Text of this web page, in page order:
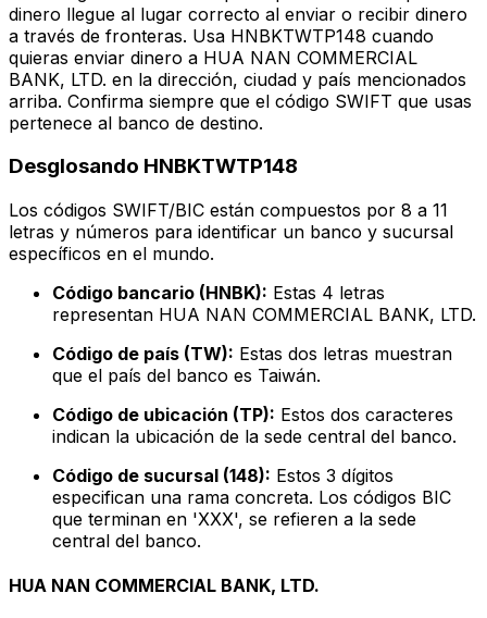
dinero llegue al lugar correcto al enviar o recibir dinero
a través de fronteras. Usa HNBKTWTP148 cuando
quieras enviar dinero a HUA NAN COMMERCIAL
BANK, LTD. en la dirección, ciudad y país mencionados
arriba. Confirma siempre que el código SWIFT que usas
pertenece al banco de destino.
Desglosando HNBKTWTP148
Los códigos SWIFT/BIC están compuestos por 8 a 11
letras y números para identificar un banco y sucursal
específicos en el mundo.
Código bancario (HNBK): Estas 4 letras
representan HUA NAN COMMERCIAL BANK, LTD.
Código de país (TW): Estas dos letras muestran
que el país del banco es Taiwán.
Código de ubicación (TP): Estos dos caracteres
indican la ubicación de la sede central del banco.
Código de sucursal (148): Estos 3 dígitos
especifican una rama concreta. Los códigos BIC
que terminan en 'XXX', se refieren a la sede
central del banco.
HUA NAN COMMERCIAL BANK, LTD.